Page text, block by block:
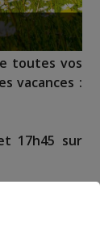
toutes vos
vacances :
17h45 sur